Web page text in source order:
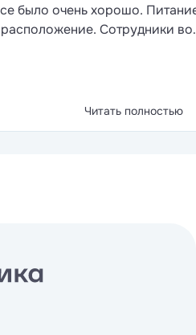
было очень хорошо.
Сотрудники во
Читать полностью